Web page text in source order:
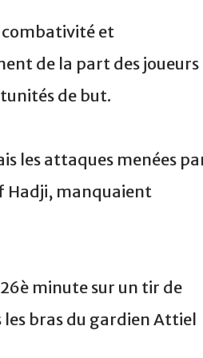
et
de la part des joueurs
de but.
les attaques menées
Hadji, manquaient
minute sur un tir de
bras du gardien Attiel